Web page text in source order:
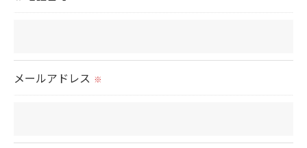
当社では、利用目的の達成に必要な範囲において、
メールアドレス ※